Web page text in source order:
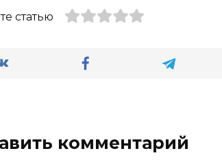
статью
комментарий